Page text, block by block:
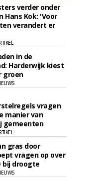
verder onder
Hans Kok: 'Voor
verandert er
in de
Harderwijk kiest
groen
vragen
manier van
gemeenten
gras door
vragen op over
bij droogte